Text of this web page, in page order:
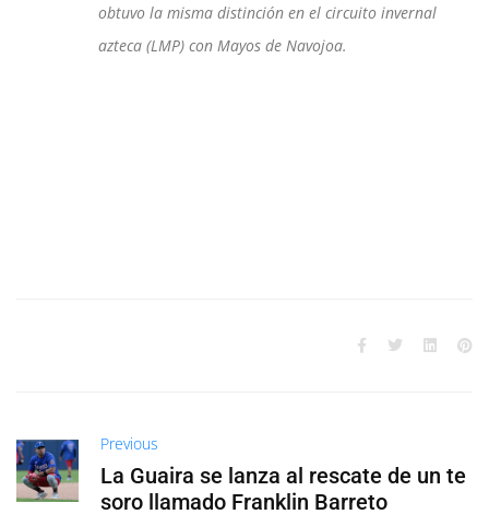
obtuvo la misma distinción en el circuito invernal
azteca (LMP) con Mayos de Navojoa.
Previous
La Guaira se lanza al rescate de un te
soro llamado Franklin Barreto